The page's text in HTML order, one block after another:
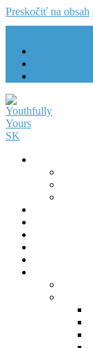
Preskočiť na obsah